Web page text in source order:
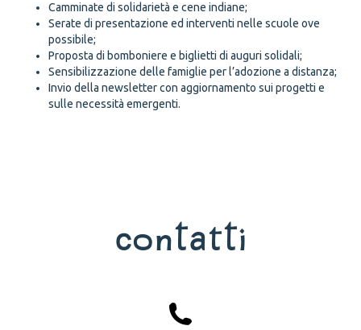
Camminate di solidarietà e cene indiane;
Serate di presentazione ed interventi nelle scuole ove
possibile;
Proposta di bomboniere e biglietti di auguri solidali;
Sensibilizzazione delle famiglie per l’adozione a distanza;
Invio della newsletter con aggiornamento sui progetti e
sulle necessità emergenti.
Contatti